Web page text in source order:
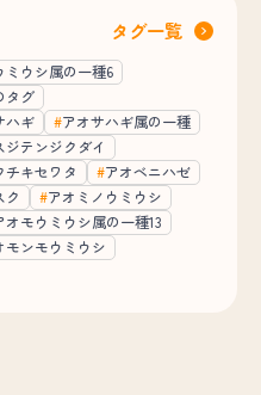
タグ一覧
ミウシ属の一種6
タグ
ハギ
アオサハギ属の一種
ジテンジクダイ
チキセワタ
アオベニハゼ
ク
アオミノウミウシ
オモウミウシ属の一種13
モンモウミウシ